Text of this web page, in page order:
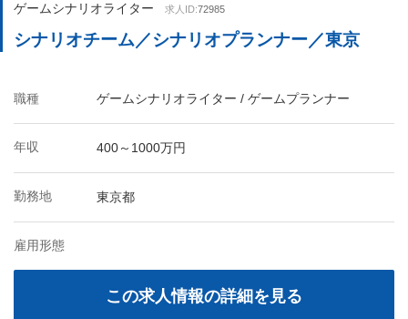
ゲームシナリオライター 求人ID:72985
シナリオチーム／シナリオプランナー／東京
職種 ゲームシナリオライター / ゲームプランナー
年収 400～1000万円
勤務地 東京都
雇用形態
この求人情報の詳細を見る